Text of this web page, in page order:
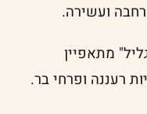
ועשירה.
מתאפיין
רעננה ופרחי בר.